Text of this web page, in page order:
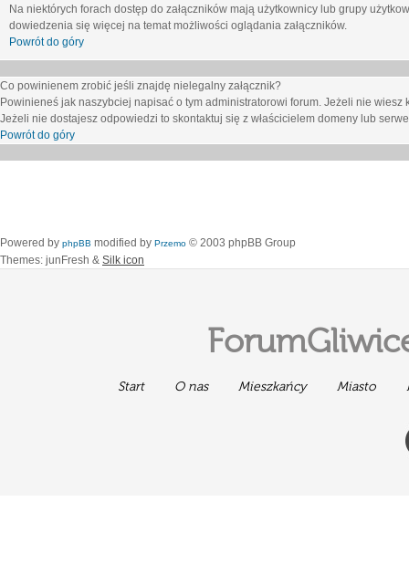
Na niektórych forach dostęp do załączników mają użytkownicy lub grupy
dowiedzenia się więcej na temat możliwości oglądania załączników.
Powrót do góry
Co powinienem zrobić jeśli znajdę nielegalny załącznik?
Powinieneś jak naszybciej napisać o tym administratorowi forum. Jeżeli nie
Jeżeli nie dostajesz odpowiedzi to skontaktuj się z właścicielem domeny lub
Powrót do góry
Powered by phpBB modified by Przemo © 2003 phpBB Group
Themes: junFresh & Silk icon
Start O nas Mieszkańcy Miasto